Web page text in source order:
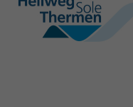
hellweg-sole-
thermen.de